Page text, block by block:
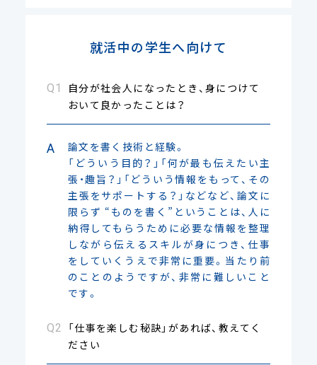
就活中の学生へ向けて
自分が社会人になったとき、身につけて
おいて良かったことは？
論文を書く技術と経験。
「どういう目的？」「何が最も伝えたい主
張・趣旨？」「どういう情報をもって、その
主張をサポートする？」などなど、論文に
限らず “ものを書く”ということは、人に
納得してもらうために必要な情報を整理
しながら伝えるスキルが身につき、仕事
をしていくうえで非常に重要。当たり前
のことのようですが、非常に難しいこと
です。
「仕事を楽しむ秘訣」があれば、教えてく
ださい